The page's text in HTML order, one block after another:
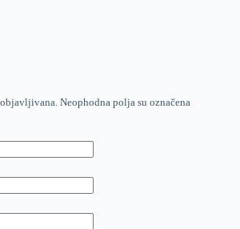
objavljivana. Neophodna polja su označena